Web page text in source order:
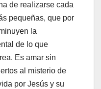
de realizarse cada
pequeñas, que por
la
de lo que
Es amar sin
al misterio de
por Jesús y su